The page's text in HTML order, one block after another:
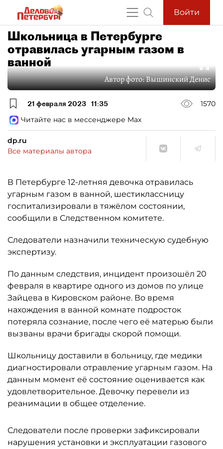
Войти
Школьница в Петербурге
отравилась угарным газом в
ванной
Автор фото:Вышинский Денис
21 февраля 2023 11:35
1570
Читайте нас в мессенджере Max
dp.ru
Все материалы автора
В Петербурге 12-летняя девочка отравилась
угарным газом в ванной, шестиклассницу
госпитализировали в тяжёлом состоянии,
сообщили в Следственном комитете.
Следователи назначили техническую судебную
экспертизу.
По данным следствия, инцидент произошёл 20
февраля в квартире одного из домов по улице
Зайцева в Кировском районе. Во время
нахождения в ванной комнате подросток
потеряла сознание, после чего её матерью были
вызваны врачи бригады скорой помощи.
Школьницу доставили в больницу, где медики
диагностировали отравление угарным газом. На
данным момент её состояние оценивается как
удовлетворительное. Девочку перевели из
реанимации в общее отделение.
Следователи после проверки зафиксировали
нарушения установки и эксплуатации газового